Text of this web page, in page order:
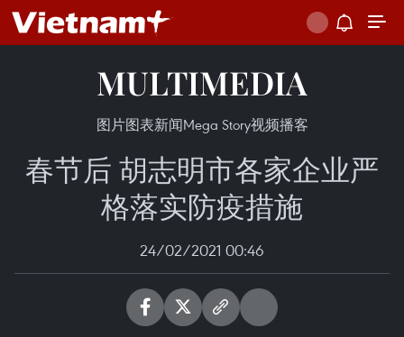
MULTIMEDIA
图片图表新闻Mega Story视频播客
春节后 胡志明市各家企业严
格落实防疫措施
24/02/2021 00:46